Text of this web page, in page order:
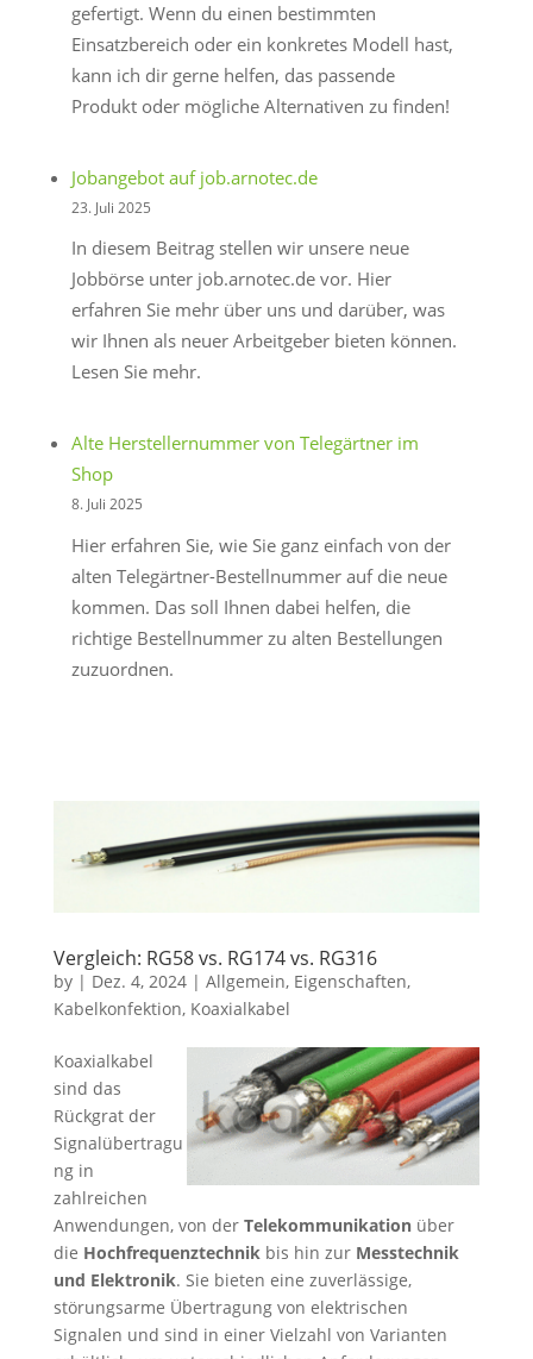
gefertigt. Wenn du einen bestimmten
Einsatzbereich oder ein konkretes Modell hast,
kann ich dir gerne helfen, das passende
Produkt oder mögliche Alternativen zu finden!
Jobangebot auf job.arnotec.de
23. Juli 2025
In diesem Beitrag stellen wir unsere neue
Jobbörse unter job.arnotec.de vor. Hier
erfahren Sie mehr über uns und darüber, was
wir Ihnen als neuer Arbeitgeber bieten können.
Lesen Sie mehr.
Alte Herstellernummer von Telegärtner im
Shop
8. Juli 2025
Hier erfahren Sie, wie Sie ganz einfach von der
alten Telegärtner-Bestellnummer auf die neue
kommen. Das soll Ihnen dabei helfen, die
richtige Bestellnummer zu alten Bestellungen
zuzuordnen.
Vergleich: RG58 vs. RG174 vs. RG316
by | Dez. 4, 2024| Allgemein, Eigenschaften,
Kabelkonfektion, Koaxialkabel
Koaxialkabel
sind das
Rückgrat der
Signalübertragu
ng in
zahlreichen
Anwendungen, von der Telekommunikationüber
die Hochfrequenztechnik bis hin zur Messtechnik
und Elektronik. Sie bieten eine zuverlässige,
störungsarme Übertragung von elektrischen
Signalen und sind in einer Vielzahl von Varianten